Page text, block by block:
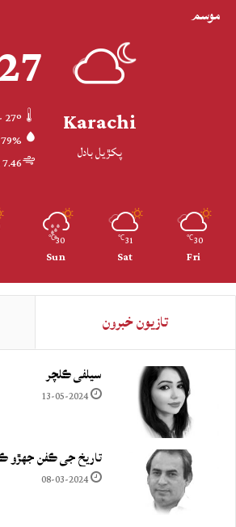
موسم
Karachi
پکڙيل بادل
79%
7.46 km/h
30
℃
Fri
31
℃
Sat
30
℃
Sun
تازيون خبرون
سيلفي ڪلچر
13-05-2024
تاريخ جي ڪفن جھڙو
08-03-2024